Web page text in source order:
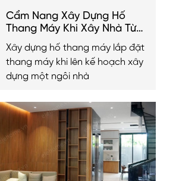
Cẩm Nang Xây Dựng Hố
Thang Máy Khi Xây Nhà Từ
A-Z
Xây dựng hố thang máy lắp đặt
thang máy khi lên kế hoạch xây
dựng một ngôi nhà